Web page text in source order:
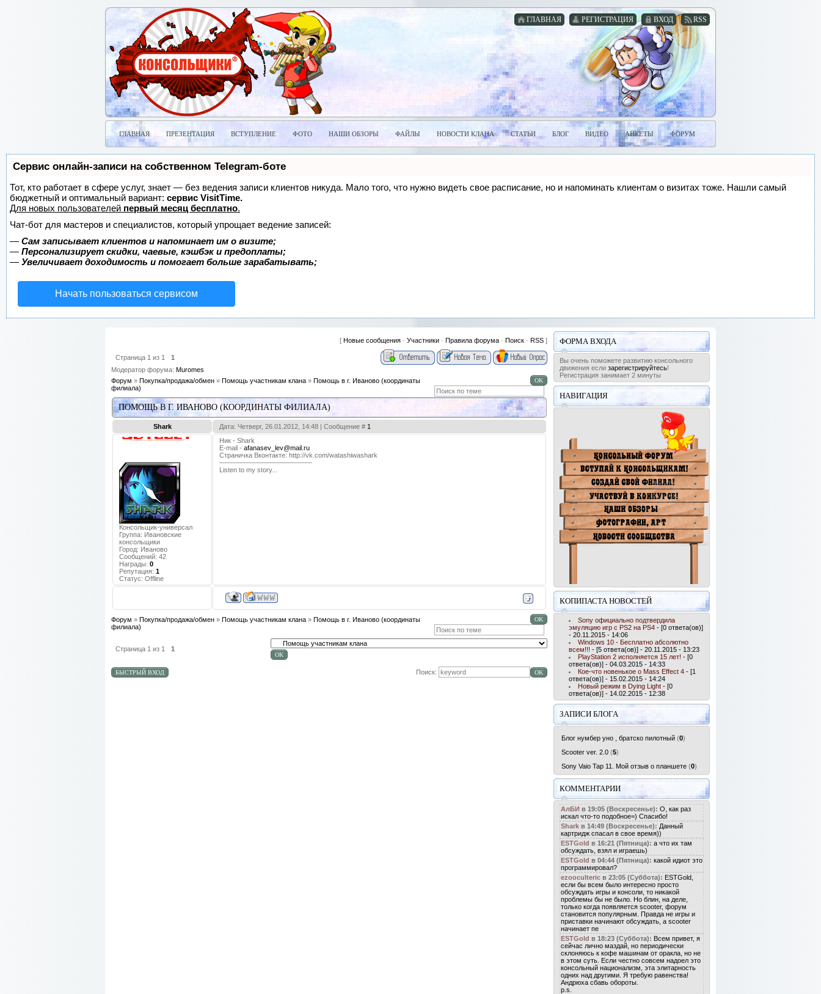
RSS
ВХОД
РЕГИСТРАЦИЯ
ГЛАВНАЯ
ГЛАВНАЯ ПРЕЗЕНТАЦИЯ ВСТУПЛЕНИЕ ФОТО НАШИ ОБЗОРЫ ФАЙЛЫ НОВОСТИ КЛАНА СТАТЬИ БЛОГ ВИДЕО АНКЕТЫ ФОРУМ
Сервис онлайн-записи на собственном Telegram-боте
Тот, кто работает в сфере услуг, знает — без ведения записи клиентов никуда. Мало того, что нужно видеть свое расписание, но и напоминать клиентам о визитах тоже. Нашли самый
бюджетный и оптимальный вариант: сервис VisitTime.
Для новых пользователей первый месяц бесплатно.
Чат-бот для мастеров и специалистов, который упрощает ведение записей:
— Сам записывает клиентов и напоминает им о визите;
— Персонализирует скидки, чаевые, кэшбэк и предоплаты;
— Увеличивает доходимость и помогает больше зарабатывать;
Начать пользоваться сервисом
[ Новые сообщения · Участники · Правила форума · Поиск · RSS ]
Страница 1 из 1
1
Модератор форума: Muromes
Форум » Покупка/продажа/обмен » Помощь участникам клана » Помощь в г. Иваново (координаты
филиала)
ПОМОЩЬ В Г. ИВАНОВО (КООРДИНАТЫ ФИЛИАЛА)
Shark Дата: Четверг, 26.01.2012, 14:48 | Сообщение # 1
Консольщик-универсал
Группа: Ивановские
консольщики
Город: Иваново
Сообщений: 42
Награды: 0
Репутация: 1
Статус: Offline
Ник - Shark
E-mail - afanasev_lev@mail.ru
Страничка Вконтакте: http://vk.com/watashiwashark
Listen to my story...
Форум » Покупка/продажа/обмен » Помощь участникам клана » Помощь в г. Иваново (координаты
филиала)
Страница 1 из 1 1
Поиск:
ФОРМА ВХОДА
Вы очень поможете развитию консольного
движения если зарегистрируйтесь!
Регистрация занимает 2 минуты
НАВИГАЦИЯ
КОПИПАСТА НОВОСТЕЙ
Sony официально подтвердила
эмуляцию игр с PS2 на PS4 - [0 ответа(ов)]
- 20.11.2015 - 14:06
Windows 10 - Бесплатно абсолютно
всем!!! - [5 ответа(ов)] - 20.11.2015 - 13:23
PlayStation 2 исполняется 15 лет! - [0
ответа(ов)] - 04.03.2015 - 14:33
Кое-что новенькое о Mass Effect 4 - [1
ответа(ов)] - 15.02.2015 - 14:24
Новый режим в Dying Light - [0
ответа(ов)] - 14.02.2015 - 12:38
ЗАПИСИ БЛОГА
Блог нумбер уно , братско пилотный (0)
Scooter ver. 2.0 (5)
Sony Vaio Tap 11. Мой отзыв о планшете (0)
КОММЕНТАРИИ
АлБИ в 19:05 (Воскресенье): О, как раз
искал что-то подобное=) Спасибо!
Shark в 14:49 (Воскресенье): Данный
картридж спасал в свое время))
ESTGold в 16:21 (Пятница): а что их там
обсуждать, взял и играешь)
ESTGold в 04:44 (Пятница): какой идиот это
программировал?
ezooculteric в 23:05 (Суббота): ESTGold,
если бы всем было интересно просто
обсуждать игры и консоли, то никакой
проблемы бы не было. Но блин, на деле,
только когда появляется scooter, форум
становится популярным. Правда не игры и
приставки начинают обсуждать, а scooter
начинает пе
ESTGold в 18:23 (Суббота): Всем привет, я
сейчас лично маздай, но периодически
склоняюсь к кофе машинам от оракла, но не
в этом суть. Если честно совсем надоел это
консольный национализм, эта элитарность
одних над другими. Я требую равенства!
Андрюха сбавь обороты.
p.s.